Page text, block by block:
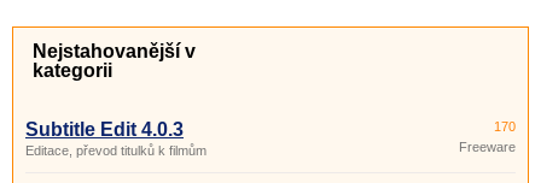
Nejstahovanější v
kategorii
Subtitle Edit 4.0.3
Editace, převod titulků k filmům
170
Freeware